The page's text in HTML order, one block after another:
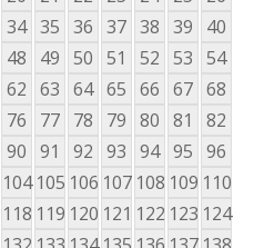
34 35 36 37 38 39
40
48 49 50 51 52 53 54
62 63 64 65 66 67 68
76 77 78 79 80 81
82
90 91 92 93 94 95 96
104 105 106 107 108 109 110
118 119 120 121 122 123 124